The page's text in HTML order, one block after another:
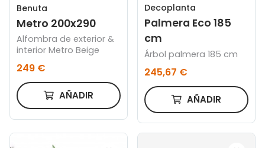
Benuta
Metro 200x290
Alfombra de exterior &
interior Metro Beige
249 €
AÑADIR
Decoplanta
Palmera Eco 185
cm
Árbol palmera 185 cm
245,67 €
AÑADIR